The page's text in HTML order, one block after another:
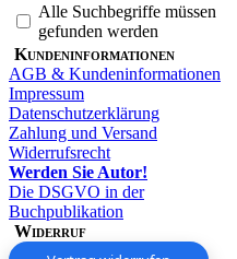
Alle Suchbegriffe müssen
gefunden werden
Kundeninformationen
AGB & Kundeninformationen
Impressum
Datenschutzerklärung
Zahlung und Versand
Widerrufsrecht
Werden Sie Autor!
Die DSGVO in der
Buchpublikation
Widerruf